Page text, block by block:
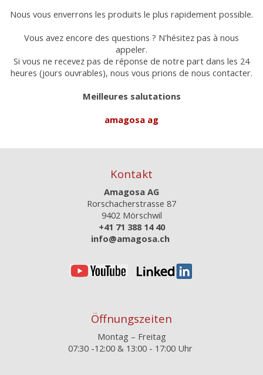
Nous vous enverrons les produits le plus rapidement possible.
Vous avez encore des questions ? N'hésitez pas à nous
appeler.
Si vous ne recevez pas de réponse de notre part dans les 24
heures (jours ouvrables), nous vous prions de nous contacter.
Meilleures salutations
amagosa ag
Kontakt
Amagosa AG
Rorschacherstrasse 87
9402 Mörschwil
+41 71 388 14 40
info@amagosa.ch
Öffnungszeiten
Montag – Freitag
07:30 -12:00 & 13:00 - 17:00 Uhr